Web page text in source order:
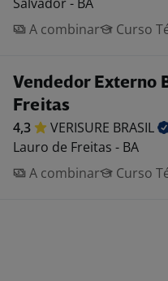
A combinar
Curso
Vendedor Externo
Freitas
4,3 VERISURE BRASIL
Lauro de Freitas - BA
A combinar
Curso